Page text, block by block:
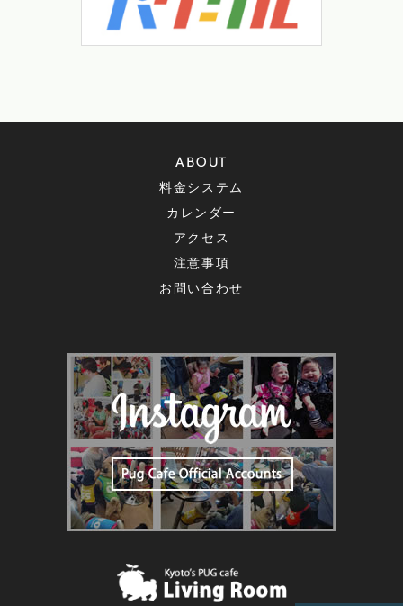
ABOUT
料金システム
カレンダー
アクセス
注意事項
お問い合わせ